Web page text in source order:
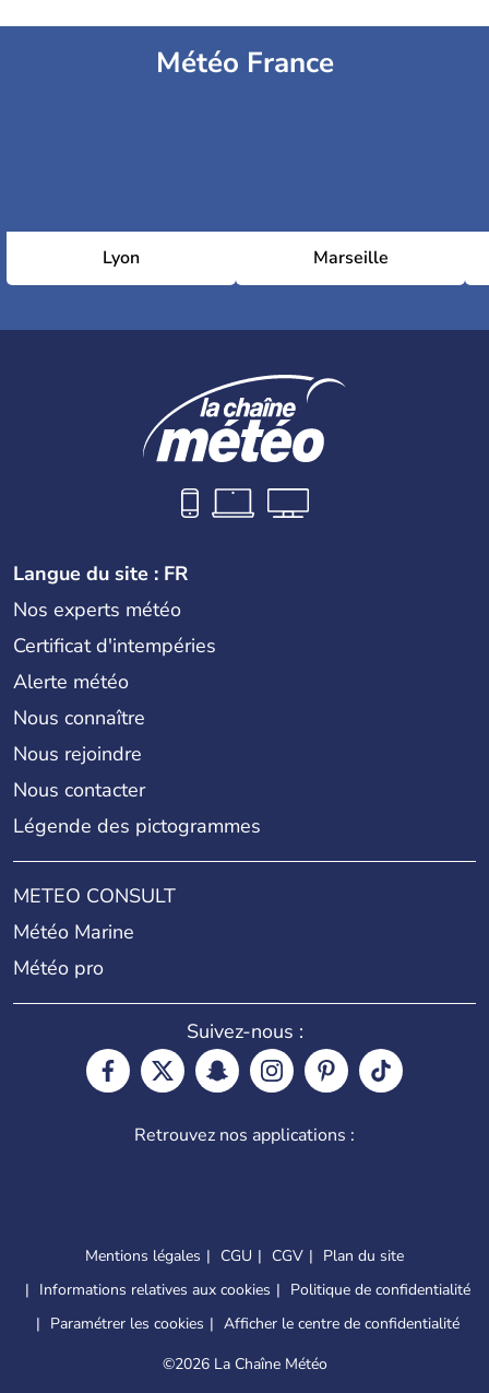
Météo France
Lyon Marseille
Langue du site : FR
Nos experts météo
Certificat d'intempéries
Alerte météo
Nous connaître
Nous rejoindre
Nous contacter
Légende des pictogrammes
METEO CONSULT
Météo Marine
Météo pro
Suivez-nous :
Retrouvez nos applications :
Mentions légales CGU CGV
Plan du site
Informations relatives aux cookies
Politique de confidentialité
Paramétrer les cookies
Afficher le centre de confidentialité
©2026 La Chaîne Météo